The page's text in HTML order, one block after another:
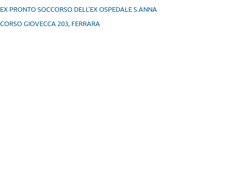
EX PRONTO SOCCORSO DELL'EX OSPEDALE S.ANNA
CORSO GIOVECCA 203, FERRARA